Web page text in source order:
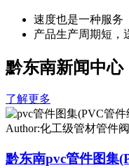
速度也是一种服务
产品生产周期短，
黔东南新闻中心
了解更多
Author:化工级管材管件
黔东南pvc管件图集